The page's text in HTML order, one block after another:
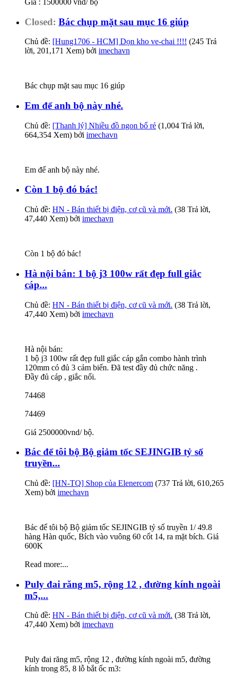
Closed: Bác chụp mặt sau mục 16 giúp
Chủ đề: [Hung1706 - HCM] Dọn kho ve-chai !!!! (245 Trả
lời, 201,171 Xem) bởi imechavn
Bác chụp mặt sau mục 16 giúp
Em để anh bộ này nhé.
Chủ đề: [Thanh lý] Nhiều đồ ngon bổ rẻ (1,004 Trả lời,
664,354 Xem) bởi imechavn
Em để anh bộ này nhé.
Còn 1 bộ đó bác!
Chủ đề: HN - Bán thiết bị điện, cơ cũ và mới. (38 Trả lời,
47,440 Xem) bởi imechavn
Còn 1 bộ đó bác!
Hà nội bán: 1 bộ j3 100w rất đẹp full giắc
cáp...
Chủ đề: HN - Bán thiết bị điện, cơ cũ và mới. (38 Trả lời,
47,440 Xem) bởi imechavn
Hà nội bán:
1 bộ j3 100w rất đẹp full giắc cáp gắn combo hành trình
120mm có đủ 3 cảm biến. Đã test đầy đủ chức năng .
Đầy đủ cáp , giắc nối.
74468
74469
Giá 2500000vnd/ bộ.
Bác để tôi bộ Bộ giảm tốc SEJINGIB tỷ số
truyền...
Chủ đề: [HN-TQ] Shop của Elenercom (737 Trả lời, 610,265
Xem) bởi imechavn
Bác để tôi bộ Bộ giảm tốc SEJINGIB tỷ số truyền 1/ 49.8
hàng Hàn quốc, Bích vào vuông 60 cốt 14, ra mặt bích. Giá
600K
Read more:...
Puly đai răng m5, rộng 12 , đường kính ngoài
m5,...
Chủ đề: HN - Bán thiết bị điện, cơ cũ và mới. (38 Trả lời,
47,440 Xem) bởi imechavn
Puly đai răng m5, rộng 12 , đường kính ngoài m5, đường
kính trong 85, 8 lỗ bắt ốc m3: